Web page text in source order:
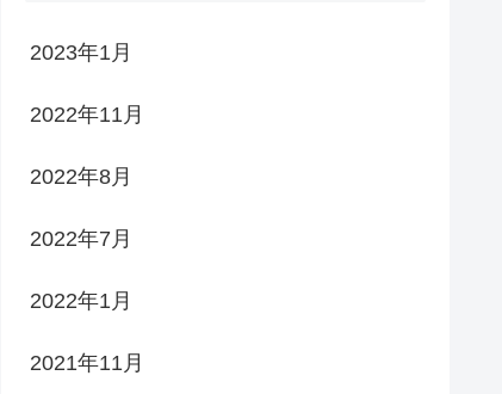
2023年1月
2022年11月
2022年8月
2022年7月
2022年1月
2021年11月